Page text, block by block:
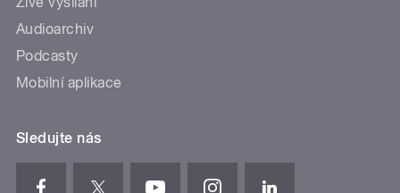
Audioarchiv
Podcasty
Mobilní aplikace
Sledujte nás